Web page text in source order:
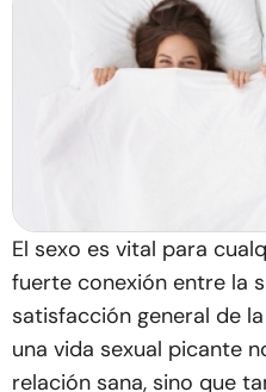
El sexo es vital para
fuerte conexión entre la
satisfacción general de
una vida sexual picante
relación sana, sino que